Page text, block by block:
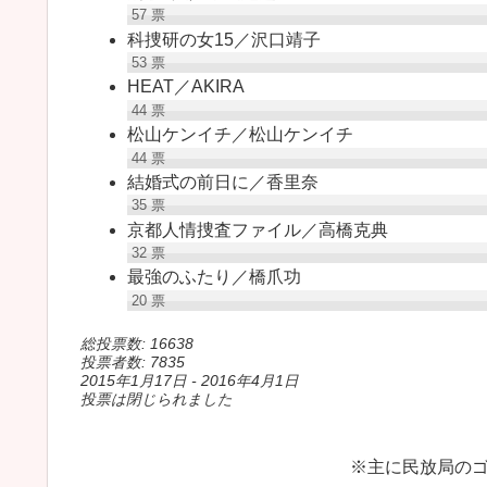
57票
科捜研の女15／沢口靖子
53票
HEAT／AKIRA
44票
松山ケンイチ／松山ケンイチ
44票
結婚式の前日に／香里奈
35票
京都人情捜査ファイル／高橋克典
32票
最強のふたり／橋爪功
20票
総投票数: 16638
投票者数: 7835
2015年1月17日 - 2016年4月1日
投票は閉じられました
※主に民放局の